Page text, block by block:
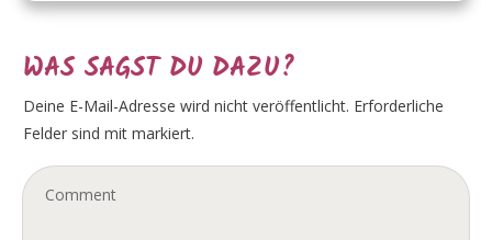
WAS SAGST DU DAZU?
Deine E-Mail-Adresse wird nicht veröffentlicht. Erforderliche
Felder sind mit markiert.